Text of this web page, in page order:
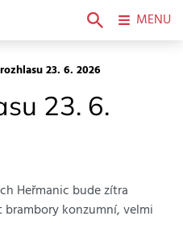
23. 6. 2026
23. 6.
Heřmanic bude zítra
konzumní, velmi
MENU